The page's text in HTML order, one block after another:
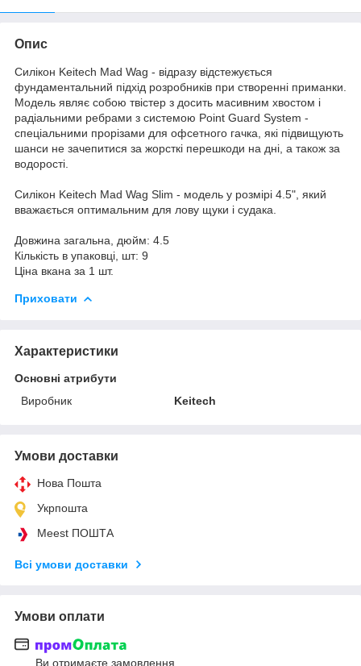
Опис
Силікон Keitech Mad Wag - відразу відстежується
фундаментальний підхід розробників при створенні приманки.
Модель являє собою твістер з досить масивним хвостом і
радіальними ребрами з системою Point Guard System -
спеціальними прорізами для офсетного гачка, які підвищують
шанси не зачепитися за жорсткі перешкоди на дні, а також за
водорості.
Силікон Keitech Mad Wag Slim - модель у розмірі 4.5", який
вважається оптимальним для лову щуки і судака.
Довжина загальна, дюйм: 4.5
Кількість в упаковці, шт: 9
Ціна вкана за 1 шт.
Приховати
Характеристики
Основні атрибути
Виробник
Keitech
Умови доставки
Нова Пошта
Укрпошта
Meest ПОШТА
Всі умови доставки
Умови оплати
Ви отримаєте замовлення